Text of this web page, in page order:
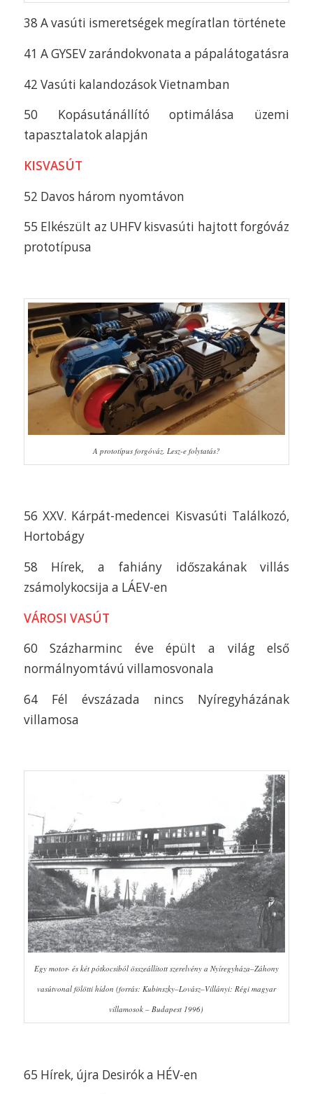
38 A vasúti ismeretségek megíratlan története
41 A GYSEV zarándokvonata a pápalátogatásra
42 Vasúti kalandozások Vietnamban
50 Kopásutánállító optimálása üzemi
tapasztalatok alapján
KISVASÚT
52 Davos három nyomtávon
55 Elkészült az UHFV kisvasúti hajtott forgóváz
prototípusa
A prototípus forgóváz. Lesz-e folytatás?
56 XXV. Kárpát-medencei Kisvasúti Találkozó,
Hortobágy
58 Hírek, a fahiány időszakának villás
zsámolykocsija a LÁEV-en
VÁROSI VASÚT
60 Százharminc éve épült a világ első
normálnyomtávú villamosvonala
64 Fél évszázada nincs Nyíregyházának
villamosa
Egy motor- és két pótkocsiból összeállított szerelvény a Nyíregyháza–Záhony
vasútvonal fölötti hídon (forrás: Kubinszky–Lovász–Villányi: Régi magyar
villamosok – Budapest 1996)
65 Hírek, újra Desirók a HÉV-en